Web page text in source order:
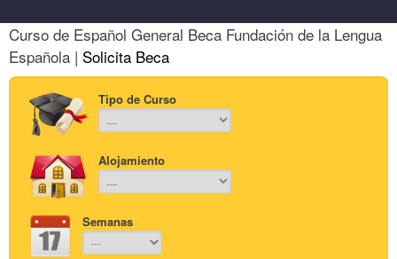
Curso de Español General Beca Fundación de la Lengua
Española | Solicita Beca
Tipo de Curso
Alojamiento
Semanas